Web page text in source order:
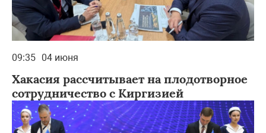
09:35 04 июня
Хакасия рассчитывает на плодотворное
сотрудничество с Киргизией